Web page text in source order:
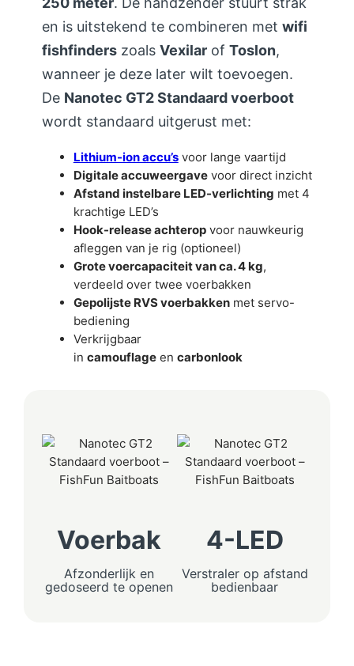
en is uitstekend te combineren met wifi
fishfinderszoals Vexilarof Toslon,
wanneer je deze later wilt toevoegen.
De Nanotec GT2 Standaard voerboot
wordt standaard uitgerust met:
Lithium-ion accu’svoor lange vaartijd
Digitale accuweergavevoor direct inzicht
Afstand instelbare LED-verlichting met 4
krachtige LED’s
Hook-release achteropvoor nauwkeurig
afleggen van je rig (optioneel)
Grote voercapaciteit van ca. 4 kg,
verdeeld over twee voerbakken
Gepolijste RVS voerbakkenmet servo-
bediening
Verkrijgbaar
in camouflageen carbonlook
Voerbak
Afzonderlijk en
gedoseerd te openen
4-LED
Verstraler op afstand
bedienbaar